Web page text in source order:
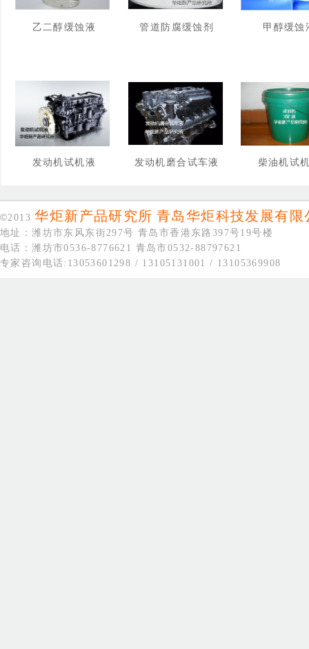
乙二醇缓蚀液 管道防腐缓蚀剂 甲醇缓蚀
发动机试机液 发动机磨合试车液 柴油机试
©2013华炬新产品研究所 青岛华炬科技发展有限
地址：潍坊市东风东街297号 青岛市香港东路397号19号楼
电话：潍坊市0536-8776621 青岛市0532-88797621
专家咨询电话:13053601298 / 13105131001 / 13105369908